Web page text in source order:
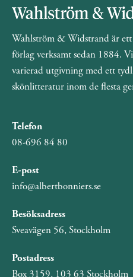
Wahlström & Widstrand är
förlag verksamt sedan 1884.
varierad utgivning med ett
skönlitteratur inom de flesta
Telefon
08-696 84 80
E-post
info@albertbonniers.se
Besöksadress
Sveavägen 56, Stockholm
Postadress
Box 3159, 103 63 Stockholm